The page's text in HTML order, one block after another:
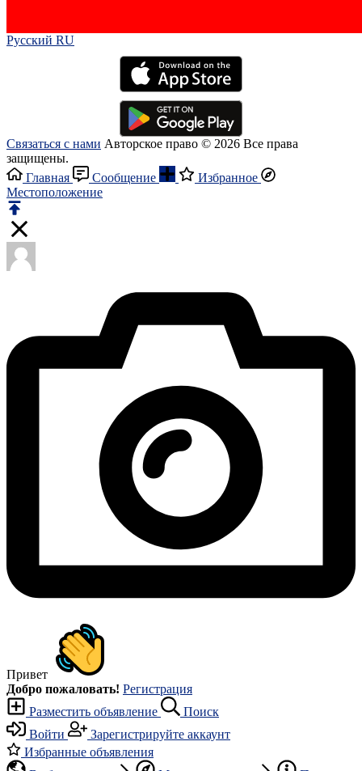
Русский RU‎
Связаться с нами Авторское право © 2026 Все права
защищены.
Главная
Сообщение
Избранное
Местоположение
Привет
Добро пожаловать! Регистрация
Разместить объявление
Поиск
Войти
Зарегистрируйте аккаунт
Избранные объявления